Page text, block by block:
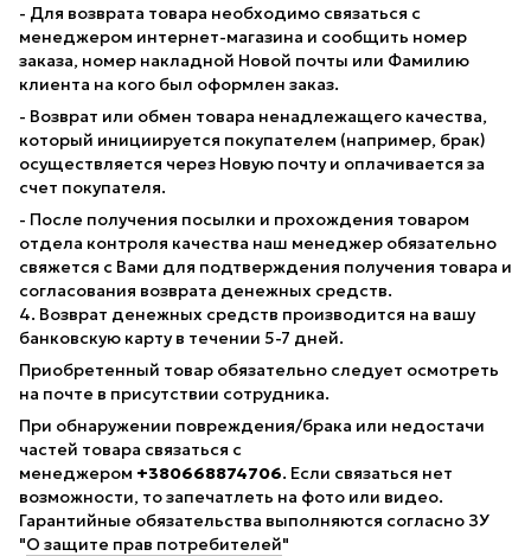
- Для возврата товара необходимо связаться с
менеджером интернет-магазина и сообщить номер
заказа, номер накладной Новой почты или Фамилию
клиента на кого был оформлен заказ.
- Возврат или обмен товара ненадлежащего качества,
который инициируется покупателем (например, брак)
осуществляется через Новую почту и оплачивается за
счет покупателя.
- После получения посылки и прохождения товаром
отдела контроля качества наш менеджер обязательно
свяжется с Вами для подтверждения получения товара и
согласования возврата денежных средств.
4. Возврат денежных средств производится на вашу
банковскую карту в течении 5-7 дней.
Приобретенный товар обязательно следует осмотреть
на почте в присутствии сотрудника.
При обнаружении повреждения/брака или недостачи
частей товара связаться с
менеджером +380668874706. Если связаться нет
возможности, то запечатлеть на фото или видео.
Гарантийные обязательства выполняются согласно ЗУ
"О защите прав потребителей"